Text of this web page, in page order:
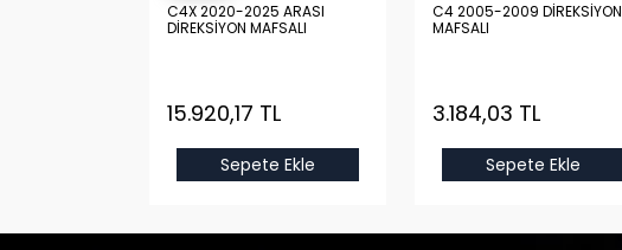
C4X 2020-2025 ARASI
DİREKSİYON MAFSALI
15.920,17 TL
Sepete Ekle
C4 2005-2009 DİREKSİYON
MAFSALI
3.184,03 TL
Sepete Ekle